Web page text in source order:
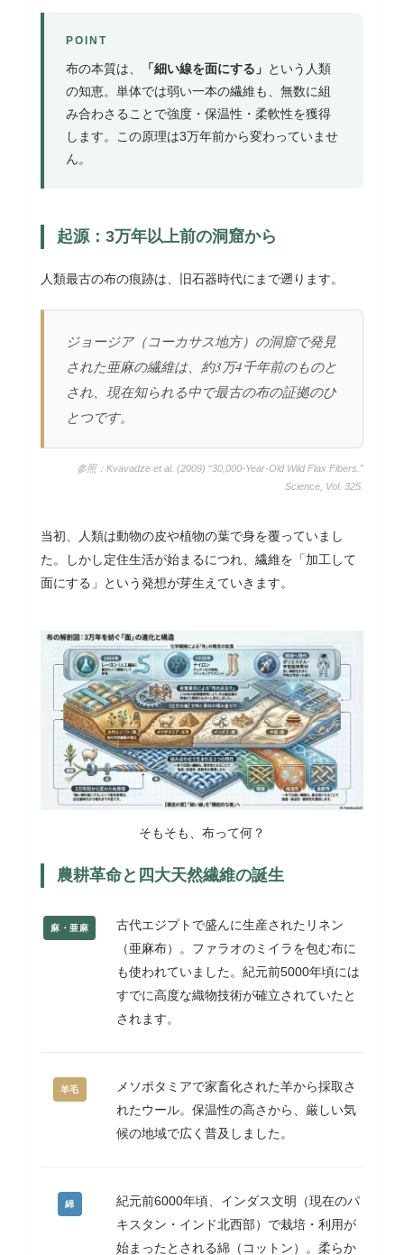
POINT
布の本質は、 「細い線を面にする」 という人類
の知恵。単体では弱い一本の繊維も、無数に組
み合わさることで強度・保温性・柔軟性を獲得
します。この原理は3万年前から変わっていませ
ん。
起源：3万年以上前の洞窟から
人類最古の布の痕跡は、旧石器時代にまで遡ります。
ジョージア（コーカサス地方）の洞窟で発見
された亜麻の繊維は、約3万4千年前のものと
され、現在知られる中で最古の布の証拠のひ
とつです。
参照：Kvavadze et al. (2009) “30,000-Year-Old Wild Flax Fibers.”
Science, Vol. 325.
当初、人類は動物の皮や植物の葉で身を覆っていまし
た。しかし定住生活が始まるにつれ、繊維を「加工して
面にする」という発想が芽生えていきます。
そもそも、布って何？
農耕革命と四大天然繊維の誕生
麻・亜麻
古代エジプトで盛んに生産されたリネン
（亜麻布）。ファラオのミイラを包む布に
も使われていました。紀元前5000年頃には
すでに高度な織物技術が確立されていたと
されます。
羊毛
メソポタミアで家畜化された羊から採取さ
れたウール。保温性の高さから、厳しい気
候の地域で広く普及しました。
綿
紀元前6000年頃、インダス文明（現在のパ
キスタン・インド北西部）で栽培・利用が
始まったとされる綿（コットン）。柔らか